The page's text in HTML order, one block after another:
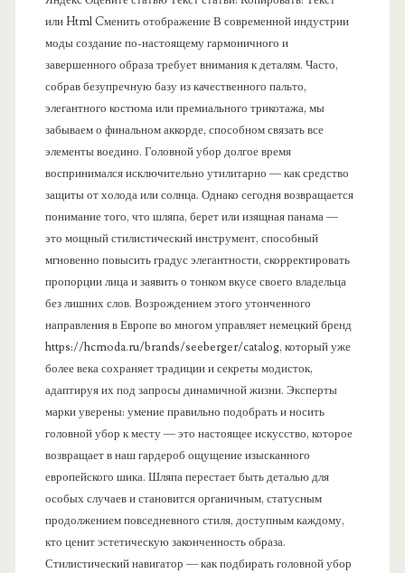
или Html Cменить отображение В современной индустрии
моды создание по-настоящему гармоничного и
завершенного образа требует внимания к деталям. Часто,
собрав безупречную базу из качественного пальто,
элегантного костюма или премиального трикотажа, мы
забываем о финальном аккорде, способном связать все
элементы воедино. Головной убор долгое время
воспринимался исключительно утилитарно — как средство
защиты от холода или солнца. Однако сегодня возвращается
понимание того, что шляпа, берет или изящная панама —
это мощный стилистический инструмент, способный
мгновенно повысить градус элегантности, скорректировать
пропорции лица и заявить о тонком вкусе своего владельца
без лишних слов. Возрождением этого утонченного
направления в Европе во многом управляет немецкий бренд
https://hcmoda.ru/brands/seeberger/catalog, который уже
более века сохраняет традиции и секреты модисток,
адаптируя их под запросы динамичной жизни. Эксперты
марки уверены: умение правильно подобрать и носить
головной убор к месту — это настоящее искусство, которое
возвращает в наш гардероб ощущение изысканного
европейского шика. Шляпа перестает быть деталью для
особых случаев и становится органичным, статусным
продолжением повседневного стиля, доступным каждому,
кто ценит эстетическую законченность образа.
Стилистический навигатор — как подбирать головной убор